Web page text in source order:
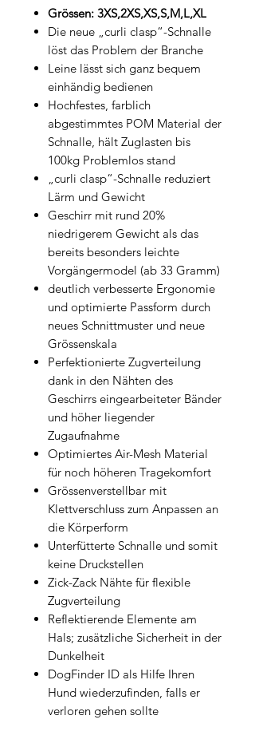
Grössen: 3XS,2XS,XS,S,M,L,XL
Die neue „curli clasp“-Schnalle
löst das Problem der Branche
Leine lässt sich ganz bequem
einhändig bedienen
Hochfestes, farblich
abgestimmtes POM Material der
Schnalle, hält Zuglasten bis
100kg Problemlos stand
„curli clasp“-Schnalle reduziert
Lärm und Gewicht
Geschirr mit rund 20%
niedrigerem Gewicht als das
bereits besonders leichte
Vorgängermodel (ab 33 Gramm)
deutlich verbesserte Ergonomie
und optimierte Passform durch
neues Schnittmuster und neue
Grössenskala
Perfektionierte Zugverteilung
dank in den Nähten des
Geschirrs eingearbeiteter Bänder
und höher liegender
Zugaufnahme
Optimiertes Air-Mesh Material
für noch höheren Tragekomfort
Grössenverstellbar mit
Klettverschluss zum Anpassen an
die Körperform
Unterfütterte Schnalle und somit
keine Druckstellen
Zick-Zack Nähte für flexible
Zugverteilung
Reflektierende Elemente am
Hals; zusätzliche Sicherheit in der
Dunkelheit
DogFinder ID als Hilfe Ihren
Hund wiederzufinden, falls er
verloren gehen sollte